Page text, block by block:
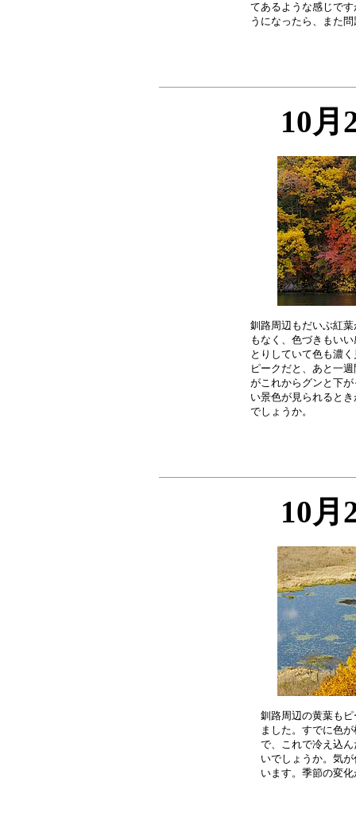
てあるような感じで
10月
釧路周辺もだいぶ紅
もなく、色づきもい
とりしていて色も濃
ピークだと、あと一
がこれからグンと下
い景色が見られると
10月
釧路周辺の黄葉も
ました。すでに色
で、これで冷え込
いでしょうか。気